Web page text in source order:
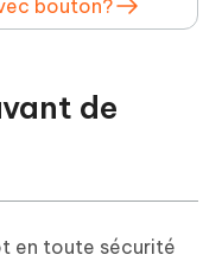
bouton?
de
en toute sécurité